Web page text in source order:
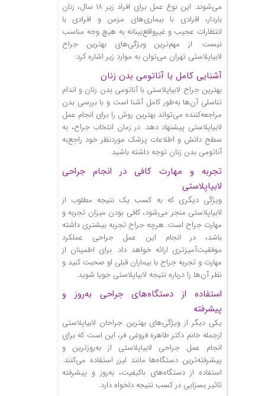
می‌شوند. این نوع عمل برای افراد زیر ۱۸ سال، زنان
باردار، افرادی با بیماری‌های مزمن و افرادی با
انتظارات عجیب و غیرواقع‌بینانه به‌ هیچ وجه مناسب
نیست. از مهم‌ترین ویژگی‌های بهترین جراح
لابیاپلاستی تهران می‌توان به موارد زیر اشاره کرد:
آشنایی کامل با آناتومی بدن زنان
بهترین جراح لابیاپلاستی با آناتومی بدن زنان و اندام
تناسلی آن‌ها به‌طور کامل آشنا است و با بررسی بدن
مراجعه‌کننده می‌تواند بهترین روش را برای انجام عمل
لابیاپلاستی پیشنهاد دهد. در زمان انتخاب جراح، به
سطح دانش و اطلاعات پزشک موردنظر خود راجع‌به
آناتومی بدن زنان توجه داشته باشید.
تجربه و مهارت کافی در انجام جراحی
لابیاپلاستی
ویژگی دیگری که به کسب یک نتیجه مطلوب از
لابیاپلاستی منجر می‌شود، کافی بودن میزان تجربه و
مهارت جراح است. هرچه جراح تجربه بیشتری داشته
باشد، در انجام این عمل جراحی عملکرد
موفقیت‌آمیزتری ارائه خواهد داد. برای اطمینان از
مهارت و تجربه جراح با بیماران قبلی او صحبت کنید و
نظر آن‌ها را درباره نتیجه لابیاپلاستی جویا شوید.
استفاده از دستگاه‌های جراحی به‌روز و
پیشرفته
یکی دیگر از ویژگی‌های بهترین جراحان لابیاپلاستی
ازجمله خانم دکتر طاهره فروغی فر، این است که برای
انجام عمل جراحی لابیاپلاستی از به‌روزترین و
پیشرفته‌ترین دستگاه‌ها مانند لیزر استفاده می‌کنند.
استفاده از دستگاه‌های باکیفیت، به‌روز و پیشرفته
تاثیر بسزایی در کسب نتیجه دلخواه دارد.